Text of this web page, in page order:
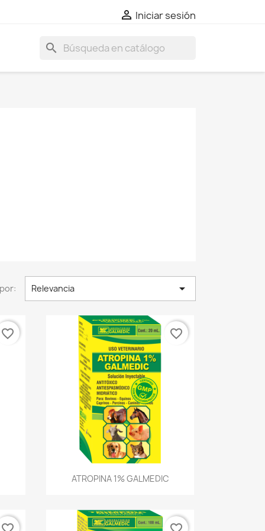
 Iniciar sesión
search
Relevancia 
favorite_border
Vista rápida
ATROPINA 1% GALMEDIC
favorite_border